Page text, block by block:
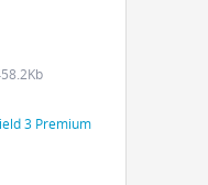
3 Premium